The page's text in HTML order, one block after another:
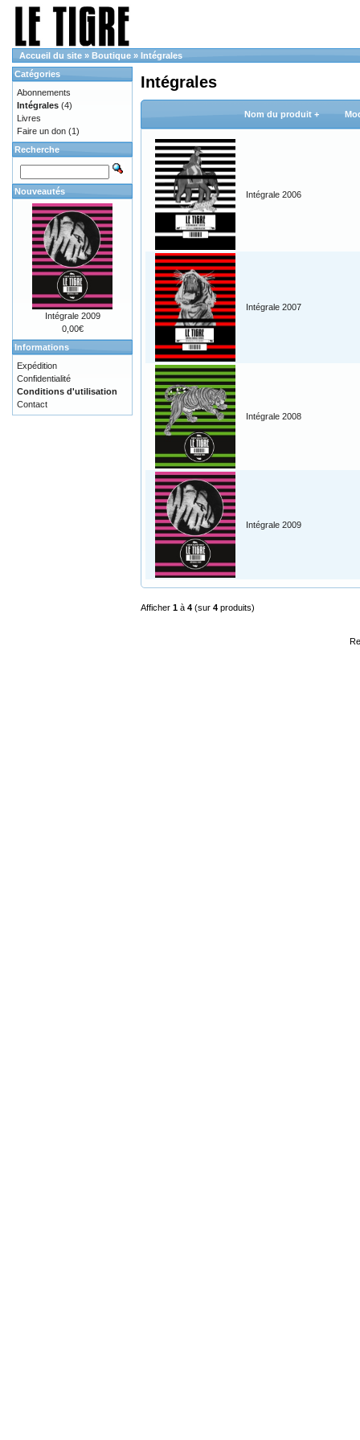
Accueil du site » Boutique » Intégrales
Intégrales
Nom du produit +
Intégrale 2006
Intégrale 2007
Intégrale 2008
Intégrale 2009
Afficher 1 à 4 (sur 4 produits)
Catégories
Abonnements
Intégrales (4)
Livres
Faire un don (1)
Recherche
Nouveautés
Intégrale 2009
0,00€
Informations
Expédition
Confidentialité
Conditions d'utilisation
Contact